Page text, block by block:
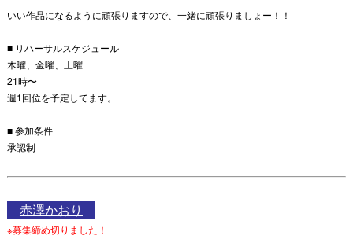
いい作品になるように頑張りますので、一緒に頑張りましょー！！
■ リハーサルスケジュール
木曜、金曜、土曜
21時〜
週1回位を予定してます。
■ 参加条件
承認制
赤澤かおり
※募集締め切りました！